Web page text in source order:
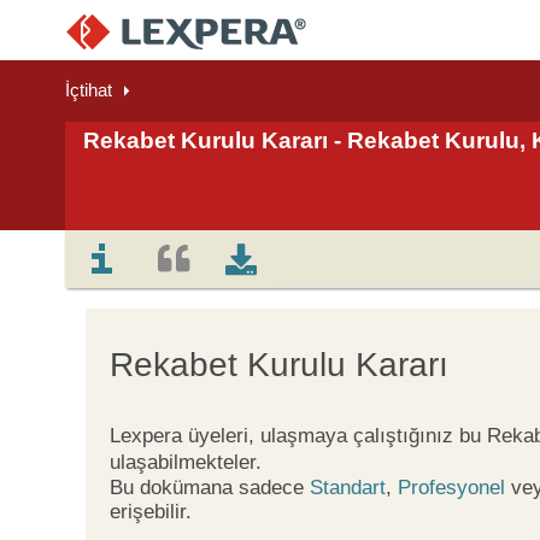
İçtihat
Rekabet Kurulu Kararı - Rekabet Kurulu,
Rekabet Kurulu Kararı
Lexpera üyeleri, ulaşmaya çalıştığınız bu
ulaşabilmekteler.
Bu dokümana sadece Standart, Profesyonel
erişebilir.